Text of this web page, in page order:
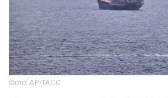
Фото: AP/ТАСС